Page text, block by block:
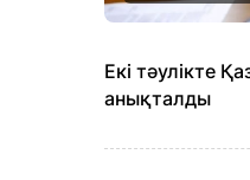
Екі тәулікте
анықталды